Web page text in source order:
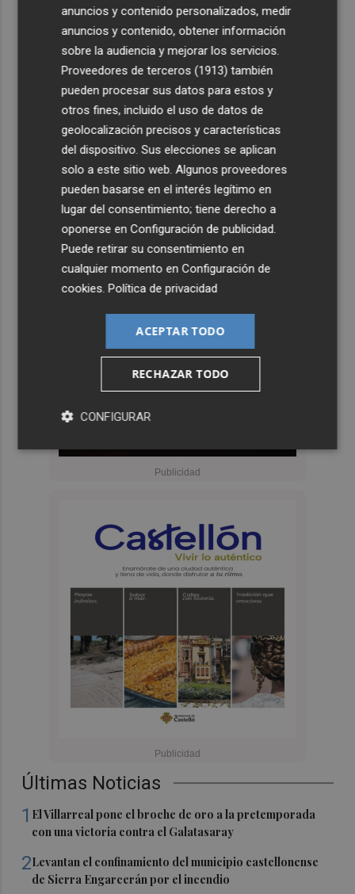
Últimas Noticias
1 El Villarreal pone el broche de oro a la pretemporada
con una victoria contra el Galatasaray
2Levantan el confinamiento del municipio castellonense
de Sierra Engarcerán por el incendio
anuncios y contenido personalizados, medir
anuncios y contenido, obtener información
sobre la audiencia y mejorar los servicios.
Proveedores de terceros (1913) también
pueden procesar sus datos para estos y
otros fines, incluido el uso de datos de
geolocalización precisos y características
del dispositivo. Sus elecciones se aplican
solo a este sitio web. Algunos proveedores
pueden basarse en el interés legítimo en
lugar del consentimiento; tiene derecho a
oponerse enConfiguración de publicidad
Puede retirar su consentimiento en
cualquier momento enConfiguración de
cookies .Política de privacidad
ACEPTAR TODO
RECHAZAR TODO
CONFIGURAR